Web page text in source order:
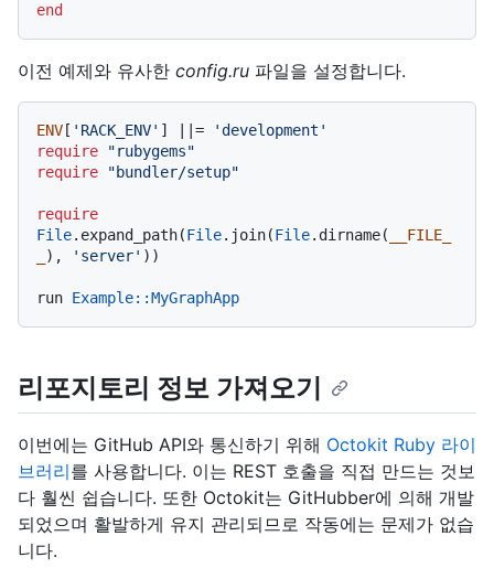
end
이전 예제와 유사한 config.ru 파일을 설정합니다.
ENV [ 'RACK_ENV' ] | |=
'development'
require
"rubygems"
require
"bundler/setup"
require
File.expand_path(File.join(File.dirname(
__FILE_
), 'server' ))
run Example: :MyGraphApp
리포지토리 정보 가져오기
이번에는 GitHub API와 통신하기 위해 Octokit Ruby 라이
브러리를 사용합니다. 이는 REST 호출을 직접 만드는 것보
다 훨씬 쉽습니다. 또한 Octokit는 GitHubber에 의해 개발
되었으며 활발하게 유지 관리되므로 작동에는 문제가 없습
니다.